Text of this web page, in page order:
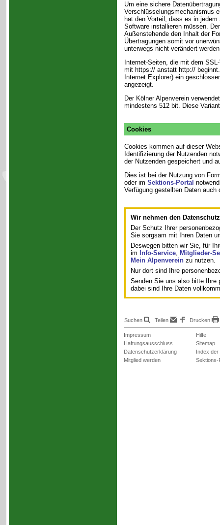
Um eine sichere
Verschlüsselungsmechanismus
hat den Vorteil, dass es in
Software installieren müssen.
Außenstehende den Inhalt der
Übertragungen somit vor
unterwegs nicht verändert
Internet-Seiten, die mit dem
mit https:// anstatt http://
Internet Explorer) ein
angezeigt.
Der Kölner Alpenverein
mindestens 512 bit. Diese
Cookies
Cookies kommen auf dieser
Identifizierung der Nutzenden
der Nutzenden gespeichert und
Dies ist bei der Nutzung von
oder im Sektions-Portal
Verfügung gestellten Daten
Wir nehmen den
Der Schutz Ihrer
Sie sorgsam mit Ihren Daten
Deswegen bitten wir Sie, für
im
Info-Service, Mitglieder-
Mein Alpenvereinzu nutzen.
Nur dort sind Ihre
Senden Sie uns also bitte Ihre
dabei sind Ihre Daten
Suchen Teilen Drucken
Impressum
Haftungsausschluss
Datenschutzerklärung
Mitglied werden
Hilfe
Sitemap
Index der
Sektions-